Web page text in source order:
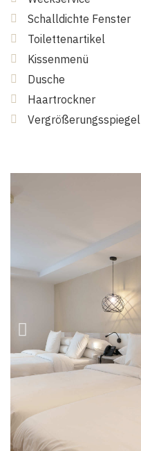
Schalldichte Fenster
Toilettenartikel
Kissenmenü
Dusche
Haartrockner
Vergrößerungsspiegel